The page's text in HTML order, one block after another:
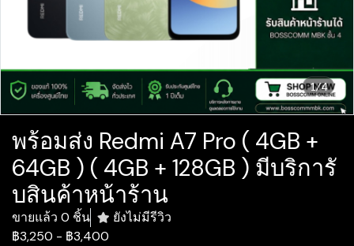
1/4
พร้อมส่ง Redmi A7 Pro ( 4GB +
64GB ) ( 4GB + 128GB ) มีบริการั
บสินค้าหน้าร้าน
ขายแล้ว 0 ชิ้น
ยังไม่มีรีวิว
฿3,250 - ฿3,400